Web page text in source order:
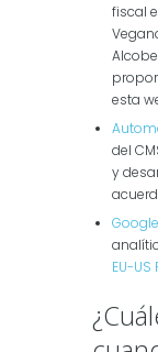
fiscal
esta
del
y
Google
EU-